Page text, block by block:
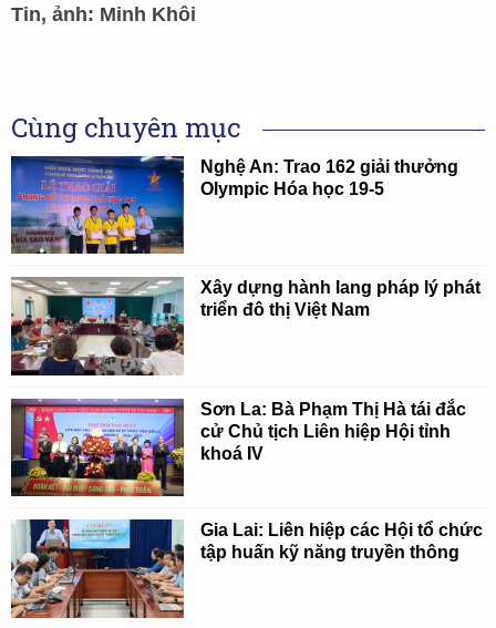
Tin, ảnh: Minh Khôi
Cùng chuyên mục
Nghệ An: Trao 162 giải thưởng
Olympic Hóa học 19-5
Xây dựng hành lang pháp lý phát
triển đô thị Việt Nam
Sơn La: Bà Phạm Thị Hà tái đắc
cử Chủ tịch Liên hiệp Hội tỉnh
khoá IV
Gia Lai: Liên hiệp các Hội tổ chức
tập huấn kỹ năng truyền thông